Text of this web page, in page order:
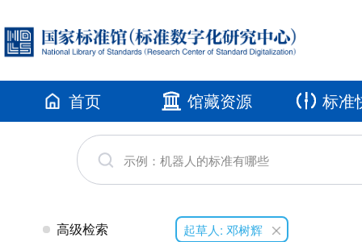
首页 馆藏资源 标准
高级检索 起草人: 邓树辉